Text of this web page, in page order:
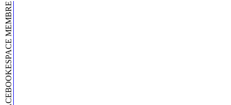
ESPACE MEMBRE
FACEBOOK